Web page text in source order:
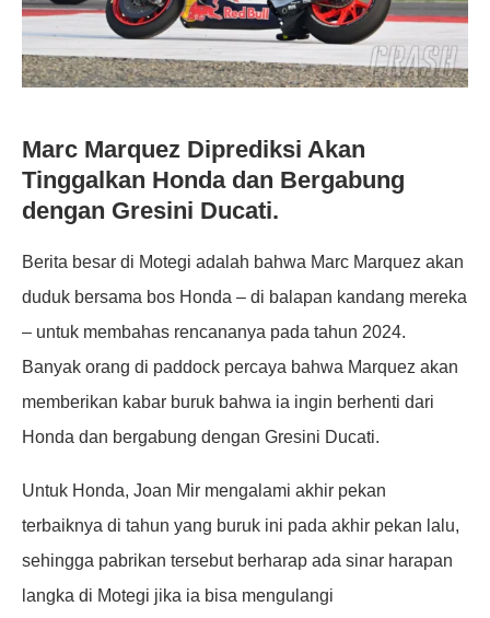
Marc Marquez Diprediksi Akan
Tinggalkan Honda dan Bergabung
dengan Gresini Ducati.
Berita besar di Motegi adalah bahwa Marc Marquez akan
duduk bersama bos Honda – di balapan kandang mereka
– untuk membahas rencananya pada tahun 2024.
Banyak orang di paddock percaya bahwa Marquez akan
memberikan kabar buruk bahwa ia ingin berhenti dari
Honda dan bergabung dengan Gresini Ducati.
Untuk Honda, Joan Mir mengalami akhir pekan
terbaiknya di tahun yang buruk ini pada akhir pekan lalu,
sehingga pabrikan tersebut berharap ada sinar harapan
langka di Motegi jika ia bisa mengulangi